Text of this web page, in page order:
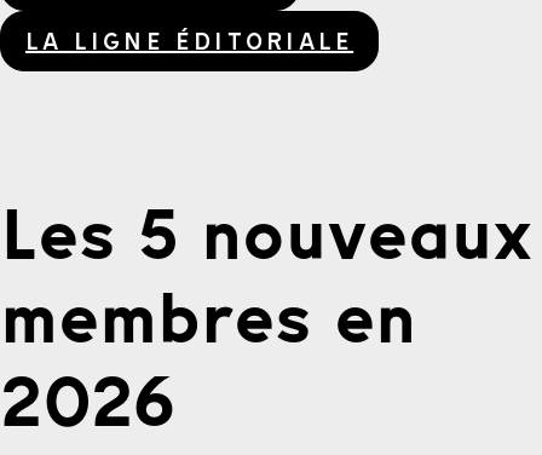
LA LIGNE ÉDITORIALE
Les 5 nouveaux
membres en
2026